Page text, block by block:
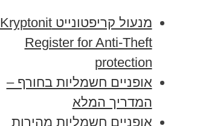
מנעול קריפטונייט Kryptonit
Register for Anti-Theft
protection
אופניים חשמליות בחורף –
המדריך המלא
אופניים חשמליות מהירות